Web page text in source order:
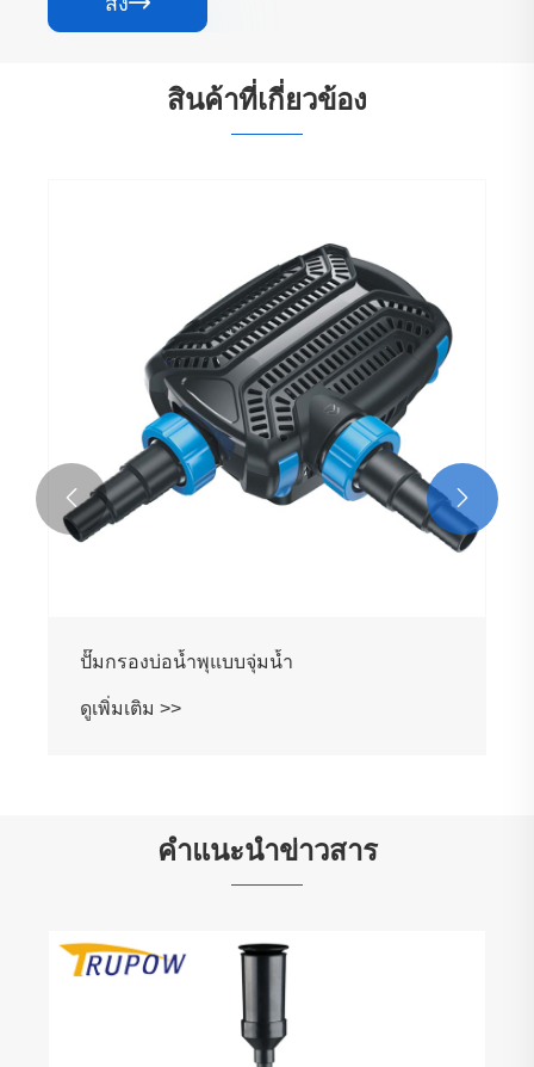
สินค้าที่เกี่ยวข้อง
ปั๊มกรองบ่อน้ำพุแบบจุ่มน้ำ
ดูเพิ่มเติม >>
 
คำแนะนำข่าวสาร